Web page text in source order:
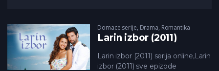
Domace serije, Drama, Romantika
Larin izbor (2011)
Larin izbor (2011) serija online,Larin
izbor (2011) sve epizode